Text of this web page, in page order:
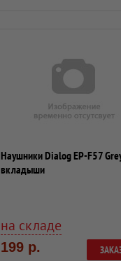
Наушники Dialog EP-F57
вкладыши
на складе
199 р.